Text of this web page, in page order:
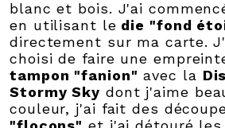
blanc et bois. J'ai
en utilisant le die "fond
directement sur ma carte.
choisi de faire une
tampon "fanion" avec la
Stormy Sky dont j'aime
couleur, j'ai fait des